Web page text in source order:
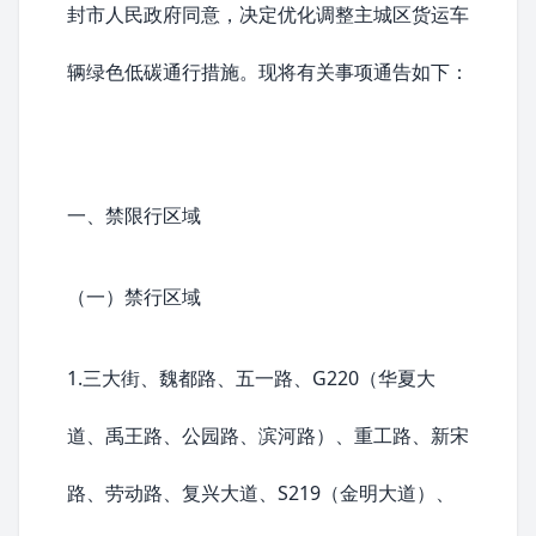
封市人民政府同意，决定优化调整主城区货运车
辆绿色低碳通行措施。现将有关事项通告如下：
一、禁限行区域
（一）禁行区域
1.三大街、魏都路、五一路、G220（华夏大
道、禹王路、公园路、滨河路）、重工路、新宋
路、劳动路、 复兴大道、S219（金明大道）、